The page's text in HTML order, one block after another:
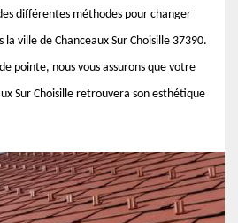
différentes méthodes pour changer
ville de Chanceaux Sur Choisille 37390.
pointe, nous vous assurons que votre
Sur Choisille retrouvera son esthétique